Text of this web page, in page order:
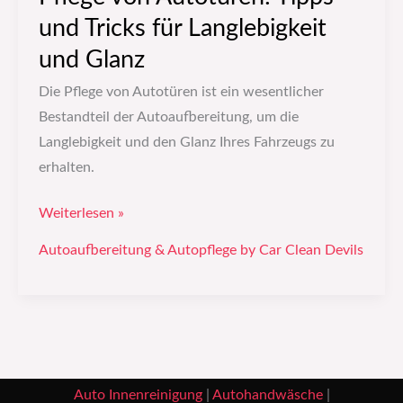
und Tricks für Langlebigkeit
und Glanz
Die Pflege von Autotüren ist ein wesentlicher
Bestandteil der Autoaufbereitung, um die
Langlebigkeit und den Glanz Ihres Fahrzeugs zu
erhalten.
Glanz
Weiterlesen »
Autoaufbereitung & Autopflege by Car Clean Devils
Auto Innenreinigung| Autohandwäsche|